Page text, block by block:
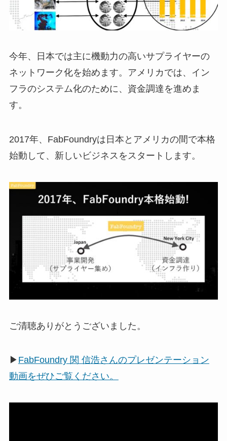
今年、日本では主に機動力の高いサプライヤーの
ネットワーク化を始めます。アメリカでは、イン
フラのシステム化のために、資金調達を進めま
す。
2017年、FabFoundryは日本とアメリカの間で本格
始動して、新しいビジネスをスタートします。
ご清聴ありがとうございました。
▶ FabFoundry 関 信浩さんのプレゼンテーション
動画をぜひご覧ください。